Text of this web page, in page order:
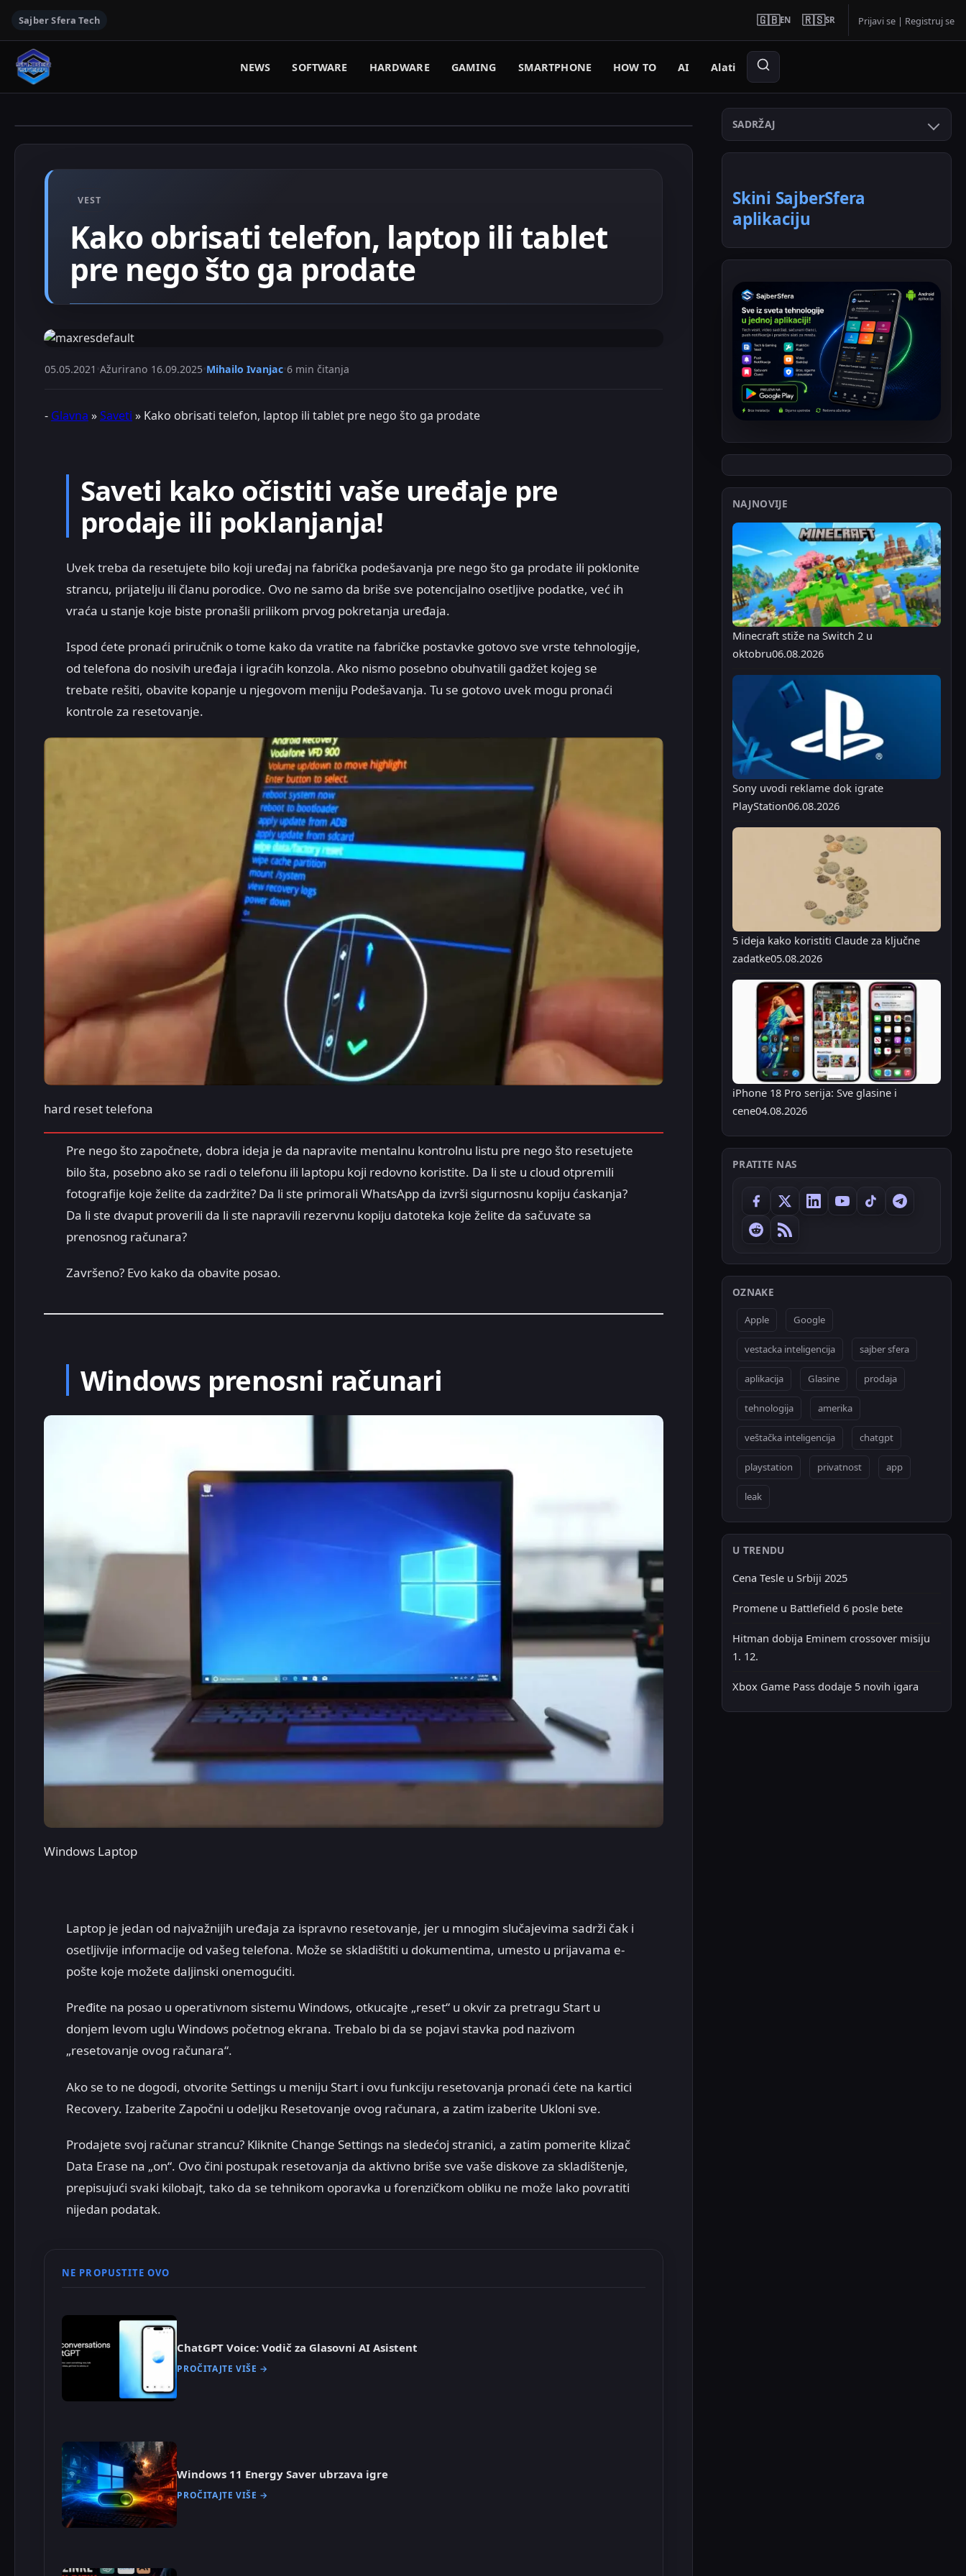
Sajber Sfera Tech 🇬🇧EN 🇷🇸SR Prijavi se | Registruj se
NEWS SOFTWARE HARDWARE GAMING SMARTPHONE HOW TO AI Alati
VEST
Kako obrisati telefon, laptop ili tablet
pre nego što ga prodate
05.05.2021 Ažurirano 16.09.2025 Mihailo Ivanjac 6 min čitanja
- Glavna »Saveti » Kako obrisati telefon, laptop ili tablet pre nego što ga prodate
Saveti kako očistiti vaše uređaje pre
prodaje ili poklanjanja!
Uvek treba da resetujete bilo koji uređaj na fabrička podešavanja pre nego što ga prodate ili poklonite
strancu, prijatelju ili članu porodice. Ovo ne samo da briše sve potencijalno osetljive podatke, već ih
vraća u stanje koje biste pronašli prilikom prvog pokretanja uređaja.
Ispod ćete pronaći priručnik o tome kako da vratite na fabričke postavke gotovo sve vrste tehnologije,
od telefona do nosivih uređaja i igraćih konzola. Ako nismo posebno obuhvatili gadžet kojeg se
trebate rešiti, obavite kopanje u njegovom meniju Podešavanja. Tu se gotovo uvek mogu pronaći
kontrole za resetovanje.
hard reset telefona
Pre nego što započnete, dobra ideja je da napravite mentalnu kontrolnu listu pre nego što resetujete
bilo šta, posebno ako se radi o telefonu ili laptopu koji redovno koristite. Da li ste u cloud otpremili
fotografije koje želite da zadržite? Da li ste primorali WhatsApp da izvrši sigurnosnu kopiju ćaskanja?
Da li ste dvaput proverili da li ste napravili rezervnu kopiju datoteka koje želite da sačuvate sa
prenosnog računara?
Završeno? Evo kako da obavite posao.
Windows prenosni računari
Windows Laptop
Laptop je jedan od najvažnijih uređaja za ispravno resetovanje, jer u mnogim slučajevima sadrži čak i
osetljivije informacije od vašeg telefona. Može se skladištiti u dokumentima, umesto u prijavama e-
pošte koje možete daljinski onemogućiti.
Pređite na posao u operativnom sistemu Windows, otkucajte „reset“ u okvir za pretragu Start u
donjem levom uglu Windows početnog ekrana. Trebalo bi da se pojavi stavka pod nazivom
„resetovanje ovog računara“.
Ako se to ne dogodi, otvorite Settings u meniju Start i ovu funkciju resetovanja pronaći ćete na kartici
Recovery. Izaberite Započni u odeljku Resetovanje ovog računara, a zatim izaberite Ukloni sve.
Prodajete svoj računar strancu? Kliknite Change Settings na sledećoj stranici, a zatim pomerite klizač
Data Erase na „on“. Ovo čini postupak resetovanja da aktivno briše sve vaše diskove za skladištenje,
prepisujući svaki kilobajt, tako da se tehnikom oporavka u forenzičkom obliku ne može lako povratiti
nijedan podatak.
NE PROPUSTITE OVO
ChatGPT Voice: Vodič za Glasovni AI Asistent
PROČITAJTE VIŠE →
Windows 11 Energy Saver ubrzava igre
PROČITAJTE VIŠE →
SADRŽAJ
Skini SajberSfera
aplikaciju
NAJNOVIJE
Minecraft stiže na Switch 2 u
oktobru06.08.2026
Sony uvodi reklame dok igrate
PlayStation06.08.2026
5 ideja kako koristiti Claude za ključne
zadatke05.08.2026
iPhone 18 Pro serija: Sve glasine i
cene04.08.2026
PRATITE NAS
OZNAKE
Apple Google
vestacka inteligencija sajber sfera
aplikacija Glasine prodaja
tehnologija amerika
veštačka inteligencija chatgpt
playstation privatnost app
leak
U TRENDU
Cena Tesle u Srbiji 2025
Promene u Battlefield 6 posle bete
Hitman dobija Eminem crossover misiju
1. 12.
Xbox Game Pass dodaje 5 novih igara